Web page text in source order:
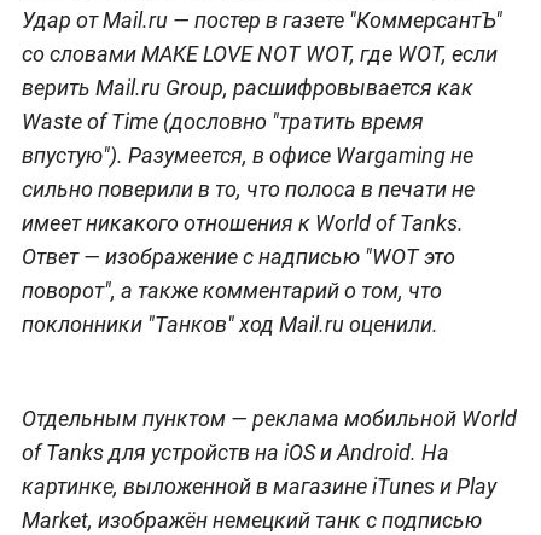
Удар от Mail.ru — постер в газете "КоммерсантЪ"
со словами MAKE LOVE NOT WOT, где WOT, если
верить Mail.ru Group, расшифровывается как
Waste of Time (дословно "тратить время
впустую"). Разумеется, в офисе Wargaming не
сильно поверили в то, что полоса в печати не
имеет никакого отношения к World of Tanks.
Ответ — изображение с надписью "WOT это
поворот", а также комментарий о том, что
поклонники "Танков" ход Mail.ru оценили.
Отдельным пунктом — реклама мобильной World
of Tanks для устройств на iOS и Android. На
картинке, выложенной в магазине iTunes и Play
Market, изображён немецкий танк с подписью